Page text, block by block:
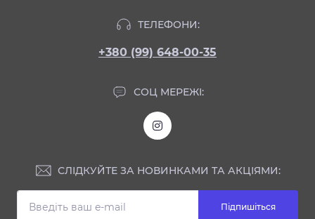
ТЕЛЕФОНИ:
+380 (99) 648-00-35
СОЦ МЕРЕЖІ:
СЛІДКУЙТЕ ЗА НОВИНКАМИ ТА АКЦІЯМИ:
Підпишіться